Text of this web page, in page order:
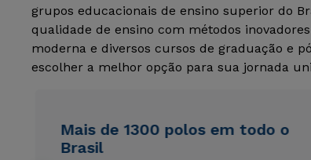
grupos educacionais de ensino superior do
qualidade de ensino com métodos
moderna e diversos cursos de graduação e
escolher a melhor opção para sua jornada
Mais de 1300 polos em todo o
Brasil